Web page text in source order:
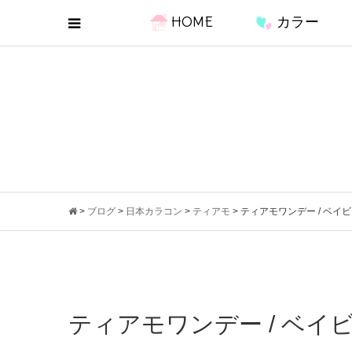
HOME カラー
> ブログ > 日本カラコン > ティアモ > ティアモワンデー / ベイ
ティアモワンデー / ベイ